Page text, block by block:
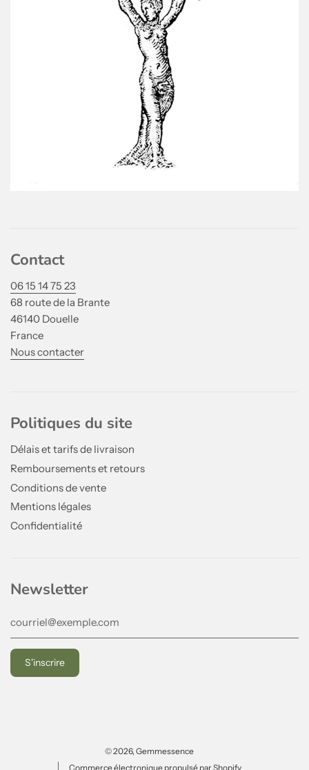
Contact
06 15 14 75 23
68 route de la Brante
46140 Douelle
France
Nous contacter
Politiques du site
Délais et tarifs de livraison
Remboursements et retours
Conditions de vente
Mentions légales
Confidentialité
Newsletter
© 2026, Gemmessence
Commerce électronique propulsé par Shopify